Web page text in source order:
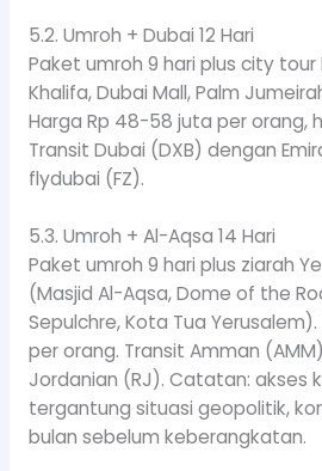
5.2. Umroh + Dubai 12 Hari
Paket umroh 9 hari plus city tour
Khalifa, Dubai Mall, Palm
Harga Rp 48-58 juta per orang,
Transit Dubai (DXB) dengan
flydubai (FZ).
5.3. Umroh + Al-Aqsa 14 Hari
Paket umroh 9 hari plus ziarah
(Masjid Al-Aqsa, Dome of the
Sepulchre, Kota Tua
per orang. Transit Amman
Jordanian (RJ). Catatan: akses
tergantung situasi geopolitik,
bulan sebelum keberangkatan.